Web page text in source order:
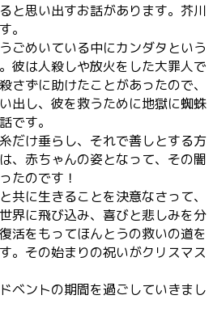
と思い出すお話があります。芥川
。
ごめいている中にカンダタという
彼は人殺しや放火をした大罪人で
さずに助けたことがあったので、
出し、彼を救うために地獄に蜘蛛
です。
だけ垂らし、それで善しとする方
、赤ちゃんの姿となって、その闇
たのです！
共に生きることを決意なさって、
界に飛び込み、喜びと悲しみを分
活をもってほんとうの救いの道を
。その始まりの祝いがクリスマス
ベントの期間を過ごしていきまし